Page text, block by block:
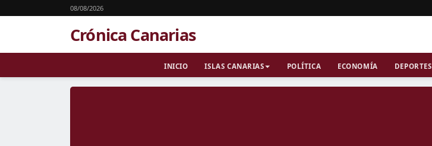
08/08/2026
Crónica Canarias
INICIO ISLAS CANARIAS POLÍTICA ECONOMÍA DEPORTES